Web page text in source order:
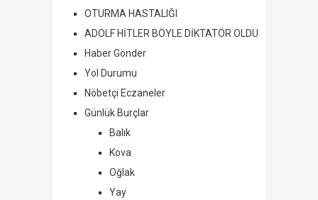
OTURMA HASTALIĞI
ADOLF HİTLER BÖYLE DİKTATÖR OLDU
Haber Gönder
Yol Durumu
Nöbetçi Eczaneler
Günlük Burçlar
Balık
Kova
Oğlak
Yay